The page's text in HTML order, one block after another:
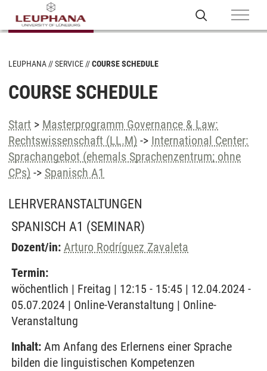
LEUPHANA SERVICE COURSE SCHEDULE
COURSE SCHEDULE
Start > Masterprogramm Governance & Law:
Rechtswissenschaft (LL.M) -> International Center:
Sprachangebot (ehemals Sprachenzentrum; ohne
CPs) -> Spanisch A1
LEHRVERANSTALTUNGEN
SPANISCH A1 (SEMINAR)
Dozent/in: Arturo Rodríguez Zavaleta
Termin:
wöchentlich | Freitag | 12:15 - 15:45 | 12.04.2024 -
05.07.2024 | Online-Veranstaltung | Online-
Veranstaltung
Inhalt: Am Anfang des Erlernens einer Sprache
bilden die linguistischen Kompetenzen